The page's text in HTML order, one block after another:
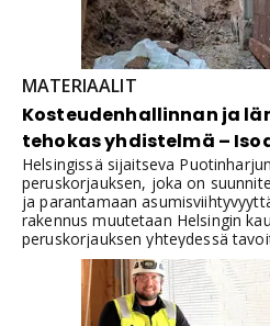
selvittämiseksi. Samalla pyrittiin
kosteuden kellarin seinissä.
MATERIAALIT
Kosteudenhallinnan ja
tehokas yhdistelmä –
Helsingissä sijaitseva
peruskorjauksen, joka on
ja parantamaan
rakennus muutetaan Helsingin
peruskorjauksen yhteydessä
parannuksia niin tekniseen
ulkonäköönkin. Lujatalo Oy:n
Hintukainen valaisee projektin
Isodrän-levyn roolia tässä